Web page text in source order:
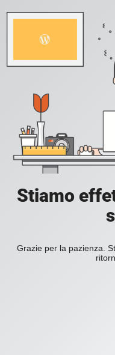
Stiamo
Grazie per la pazienza.